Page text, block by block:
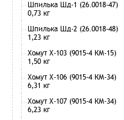
Шпилька Шд-1 (26.0018-47)
0,73 кг
Шпилька Шд-2 (26.0018-48)
1,23 кг
Хомут Х-103 (9015-4 КМ-15)
1,50 кг
Хомут Х-106 (9015-4 КМ-34)
6,31 кг
Хомут Х-107 (9015-4 КМ-34)
6,23 кг